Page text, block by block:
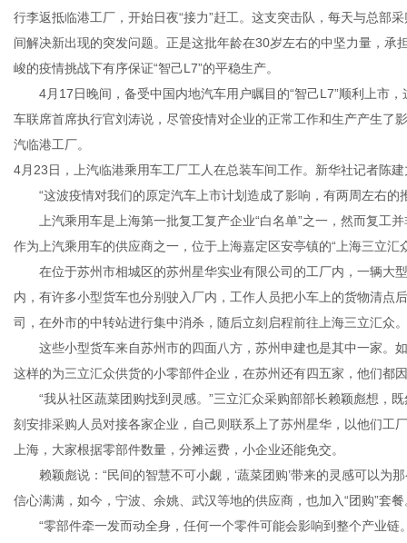
行李返抵临港工厂，开始日夜“接力”赶工。这支突击队，每天与总部
间解决新出现的突发问题。正是这批年龄在30岁左右的中坚力量，
峻的疫情挑战下有序保证“智己L7”的平稳生产。
4月17日晚间，备受中国内地汽车用户瞩目的“智己L7”顺利上市，
车联席首席执行官刘涛说，尽管疫情对企业的正常工作和生产产生了
汽临港工厂。
4月23日，上汽临港乘用车工厂工人在总装车间工作。新华社记者陈建
“这波疫情对我们的原定汽车上市计划造成了影响，有两周左右的
上汽乘用车是上海第一批复工复产企业“白名单”之一，然而复工并
作为上汽乘用车的供应商之一，位于上海嘉定区安亭镇的“上海三立
在位于苏州市相城区的苏州星华实业有限公司的工厂内，一辆大
内，有许多小型货车也分别驶入厂内，工作人员把小车上的货物清点
司，在外市的中转站进行集中消杀，随后立刻启程前往上海三立汇众。
这些小型货车来自苏州市的四面八方，苏州申建也是其中一家。
这样的为三立汇众供货的小零部件企业，在苏州还有四五家，他们都
“我从社区蔬菜团购找到灵感。”三立汇众采购部部长赖颖彪想，
刻安排采购人员对接各家企业，自己则联系上了苏州星华，以他们工
上海，大家根据零部件数量，分摊运费，小企业还能免交。
赖颖彪说：“民间的智慧不可小觑，‘蔬菜团购’带来的灵感可以为
信心满满，如今，宁波、余姚、武汉等地的供应商，也加入“团购”套餐
“零部件牵一发而动全身，任何一个零件可能会影响到整个产业链